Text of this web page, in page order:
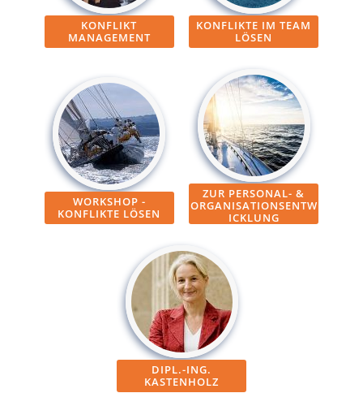
KONFLIKT
MANAGEMENT
KONFLIKTE IM TEAM
LÖSEN
WORKSHOP -
KONFLIKTE LÖSEN
ZUR PERSONAL- &
ORGANISATIONSENTW
ICKLUNG
DIPL.-ING.
KASTENHOLZ